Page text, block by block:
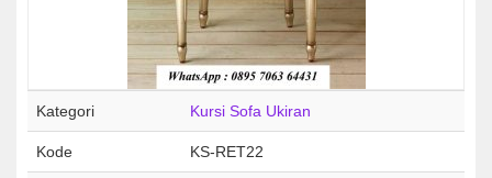
Kategori Kursi Sofa Ukiran
Kode KS-RET22